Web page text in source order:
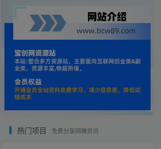
热门项目 免费分享网赚资讯